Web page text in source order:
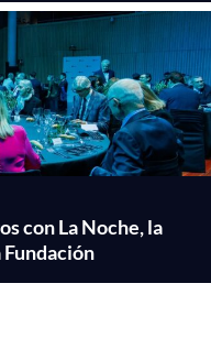
con La Noche, la
Fundación